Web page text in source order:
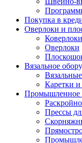
Покупка в
Оверлоки и
Коверлоки
Оверлоки
Вязальное
Каретки
Промышленное
Прессы